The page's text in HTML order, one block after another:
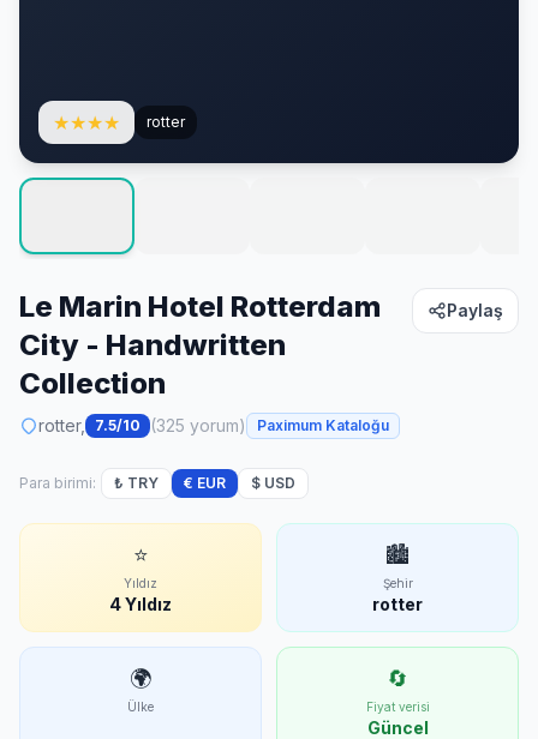
★★★★ rotter
Le Marin Hotel Rotterdam
City - Handwritten
Collection
Paylaş
rotter, 7.5/10 (325 yorum) Paximum Kataloğu
Para birimi: ₺ TRY € EUR $ USD
⭐
Yıldız
4 Yıldız
🏙
Şehir
rotter
🌍
Ülke
🔄
Fiyat verisi
Güncel